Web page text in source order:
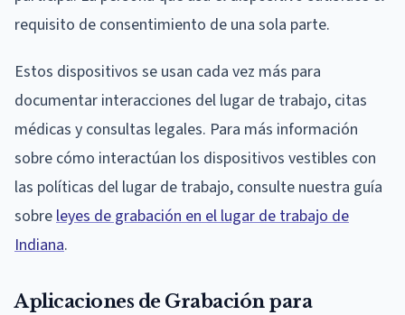
requisito de consentimiento de una sola parte.
Estos dispositivos se usan cada vez más para
documentar interacciones del lugar de trabajo, citas
médicas y consultas legales. Para más información
sobre cómo interactúan los dispositivos vestibles con
las políticas del lugar de trabajo, consulte nuestra guía
sobreleyes de grabación en el lugar de trabajo de
Indiana.
Aplicaciones de Grabación para